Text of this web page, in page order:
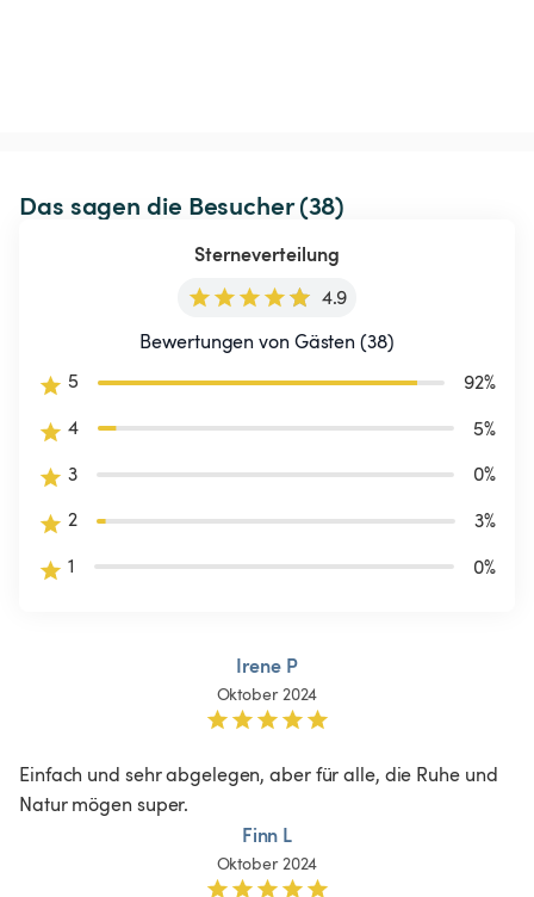
Das sagen die Besucher (38)
Sterneverteilung
4.9
Bewertungen von Gästen (38)
5
92%
4
5%
3
0%
2
3%
1
0%
Irene P
Oktober 2024
Einfach und sehr abgelegen, aber für alle, die Ruhe und
Natur mögen super.
Finn L
Oktober 2024